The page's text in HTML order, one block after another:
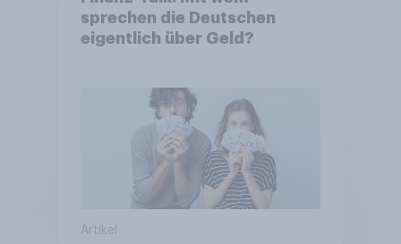
sprechen die Deutschen
eigentlich über Geld?
Artikel